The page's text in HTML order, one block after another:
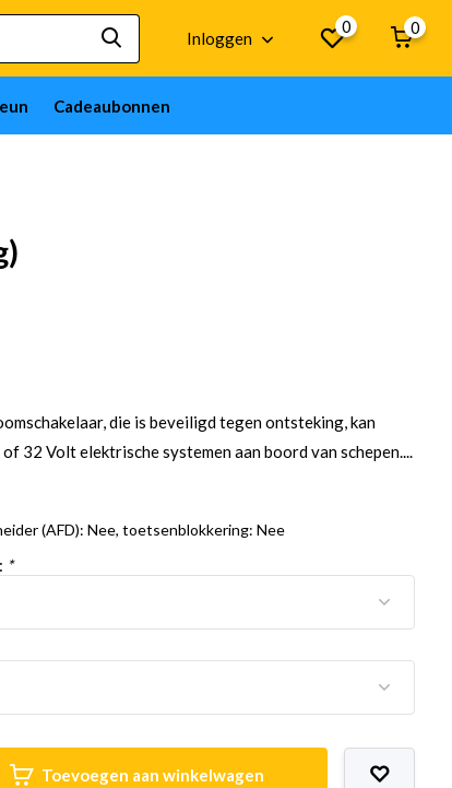
Inloggen
0 0
Cadeaubonnen
die is beveiligd tegen ontsteking, kan
32 Volt elektrische systemen aan boord van schepen....
(AFD): Nee, toetsenblokkering: Nee
*
Toevoegen aan winkelwagen